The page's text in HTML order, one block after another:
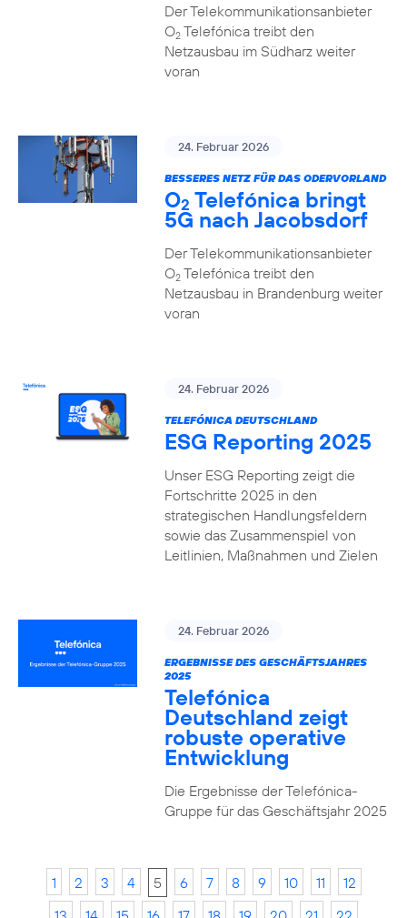
Der Telekommunikationsanbieter
O2Telefónica treibt den
Netzausbau im Südharz weiter
voran
24. Februar 2026
BESSERES NETZ FÜR DAS ODERVORLAND
O2 Telefónica bringt
5G nach Jacobsdorf
Der Telekommunikationsanbieter
O2Telefónica treibt den
Netzausbau in Brandenburg weiter
voran
24. Februar 2026
TELEFÓNICA DEUTSCHLAND
ESG Reporting 2025
Unser ESG Reporting zeigt die
Fortschritte 2025 in den
strategischen Handlungsfeldern
sowie das Zusammenspiel von
Leitlinien, Maßnahmen und Zielen
24. Februar 2026
ERGEBNISSE DES GESCHÄFTSJAHRES
2025
Telefónica
Deutschland zeigt
robuste operative
Entwicklung
Die Ergebnisse der Telefónica-
Gruppe für das Geschäftsjahr 2025
1 2 3 4 5 6 7 8 9 10 11
12